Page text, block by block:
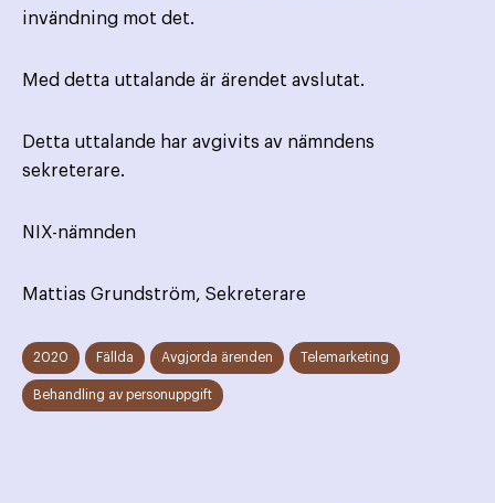
invändning mot det.
Med detta uttalande är ärendet avslutat.
Detta uttalande har avgivits av nämndens
sekreterare.
NIX-nämnden
Mattias Grundström, Sekreterare
2020 Fällda Avgjorda ärenden Telemarketing
Behandling av personuppgift